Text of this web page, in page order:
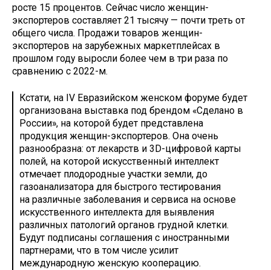
росте 15 процентов. Сейчас число женщин-
экспортеров составляет 21 тысячу — почти треть от
общего числа. Продажи товаров женщин-
экспортеров на зарубежных маркетплейсах в
прошлом году выросли более чем в три раза по
сравнению с 2022-м.
Кстати, на IV Евразийском женском форуме будет
организована выставка под брендом «Сделано в
России», на которой будет представлена
продукция женщин-экспортеров. Она очень
разнообразна: от лекарств и 3D-цифровой карты
полей, на которой искусственный интеллект
отмечает плодородные участки земли, до
газоанализатора для быстрого тестирования
на различные заболевания и сервиса на основе
искусственного интеллекта для выявления
различных патологий органов грудной клетки.
Будут подписаны соглашения с иностранными
партнерами, что в том числе усилит
международную женскую кооперацию.